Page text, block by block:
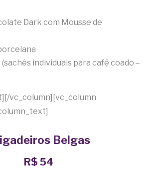
Dark com Mousse de
individuais para café coado –
vc_column][vc_column
Belgas
R$ 54